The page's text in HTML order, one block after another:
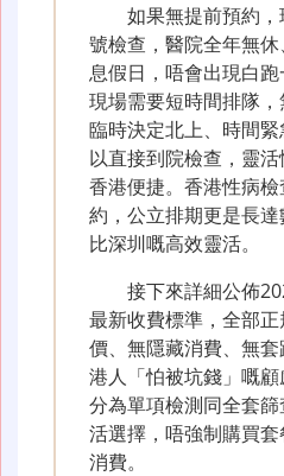
如果無提前預約
號檢查，醫院全年無
息假日，唔會出現白
現場需要短時間排隊
臨時決定北上、時間
以直接到院檢查，靈
香港便捷。香港性病
約，公立排期更是長
比深圳嘅高效靈活。
接下來詳細公佈
最新收費標準，全部
價、無隱藏消費、無
港人「怕被坑錢」嘅
分為單項檢測同全套
活選擇，唔強制購買
消費。